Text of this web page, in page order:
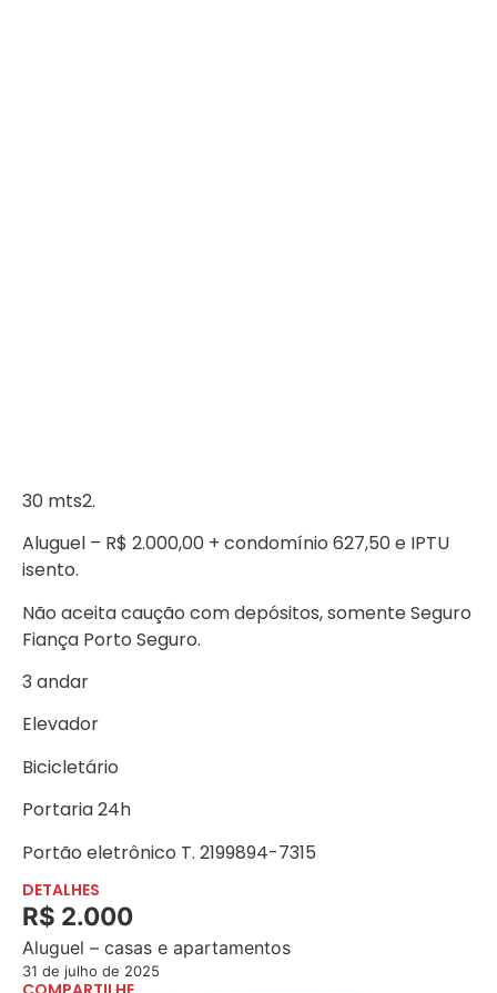
30 mts2.
Aluguel – R$ 2.000,00 + condomínio 627,50 e IPTU
isento.
Não aceita caução com depósitos, somente Seguro
Fiança Porto Seguro.
3 andar
Elevador
Bicicletário
Portaria 24h
Portão eletrônico T. 2199894-7315
DETALHES
R$ 2.000
Aluguel – casas e apartamentos
31 de julho de 2025